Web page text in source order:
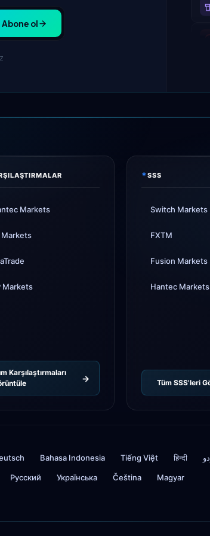
Abone ol
Markets
Markets
Markets
Karşılaştırmaları
*SSS
Switch Markets
FXTM
Fusion Markets
Hantec Markets
Tüm SSS'leri
Bahasa Indonesia Tiếng Việt हिन्दी
Русский Українська Čeština Magyar